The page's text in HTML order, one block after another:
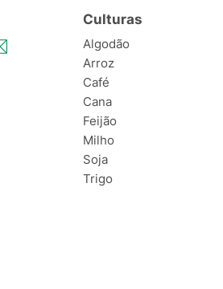
Culturas
Algodão
Arroz
Café
Cana
Feijão
Milho
Soja
Trigo